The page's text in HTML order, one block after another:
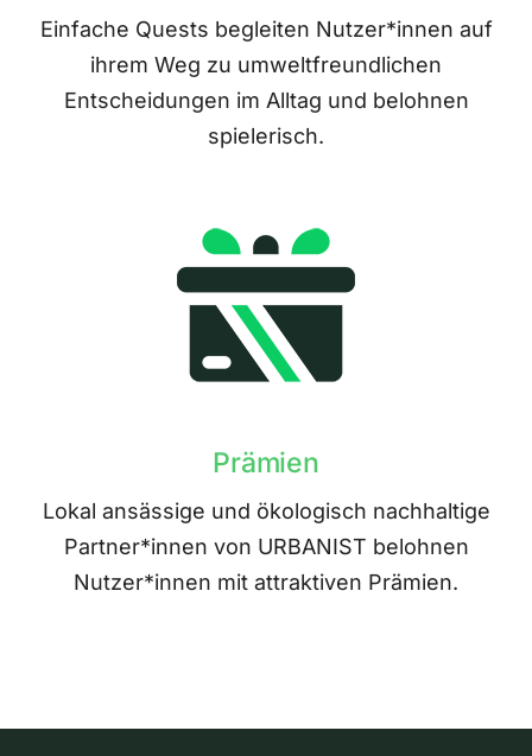
Einfache Quests begleiten Nutzer*innen auf
ihrem Weg zu umweltfreundlichen
Entscheidungen im Alltag und belohnen
spielerisch.
Prämien
Lokal ansässige und ökologisch nachhaltige
Partner*innen von URBANIST belohnen
Nutzer*innen mit attraktiven Prämien.